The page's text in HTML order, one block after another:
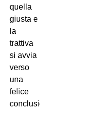
quella
giusta e
la
trattiva
si avvia
verso
una
felice
conclusione…